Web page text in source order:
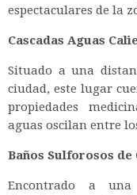
espectaculares de la
Cascadas Aguas
Situado a una
ciudad, este lugar
propiedades
aguas oscilan entre los
Baños Sulforosos de
Encontrado a